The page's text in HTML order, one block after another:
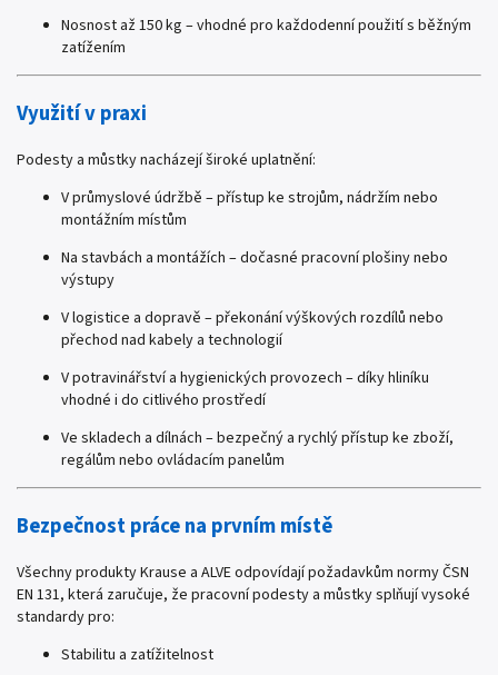
Nosnost až 150 kg – vhodné pro každodenní použití s běžným
zatížením
Využití v praxi
Podesty a můstky nacházejí široké uplatnění:
V průmyslové údržbě – přístup ke strojům, nádržím nebo
montážním místům
Na stavbách a montážích – dočasné pracovní plošiny nebo
výstupy
V logistice a dopravě – překonání výškových rozdílů nebo
přechod nad kabely a technologií
V potravinářství a hygienických provozech – díky hliníku
vhodné i do citlivého prostředí
Ve skladech a dílnách – bezpečný a rychlý přístup ke zboží,
regálům nebo ovládacím panelům
Bezpečnost práce na prvním místě
Všechny produkty Krause a ALVE odpovídají požadavkům normy ČSN
EN 131, která zaručuje, že pracovní podesty a můstky splňují vysoké
standardy pro:
Stabilitu a zatížitelnost